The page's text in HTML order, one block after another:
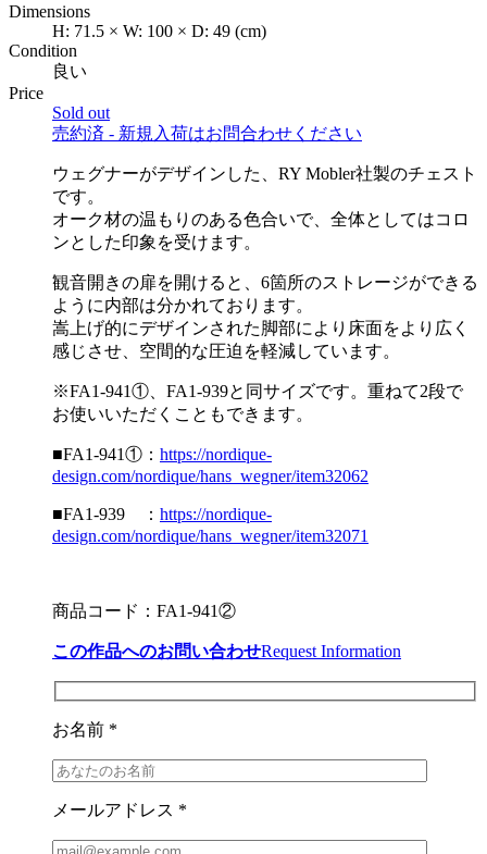
Dimensions
H: 71.5 × W: 100 × D: 49 (cm)
Condition
良い
Price
Sold out
売約済 - 新規入荷はお問合わせください
ウェグナーがデザインした、RY Mobler社製のチェスト
です。
オーク材の温もりのある色合いで、全体としてはコロ
ンとした印象を受けます。
観音開きの扉を開けると、6箇所のストレージができる
ように内部は分かれております。
嵩上げ的にデザインされた脚部により床面をより広く
感じさせ、空間的な圧迫を軽減しています。
※FA1-941①、FA1-939と同サイズです。重ねて2段で
お使いいただくこともできます。
■FA1-941①： https://nordique-
design.com/nordique/hans_wegner/item32062
■FA1-939 ： https://nordique-
design.com/nordique/hans_wegner/item32071
商品コード：FA1-941②
この作品へのお問い合わせRequest Information
お名前 *
メールアドレス *